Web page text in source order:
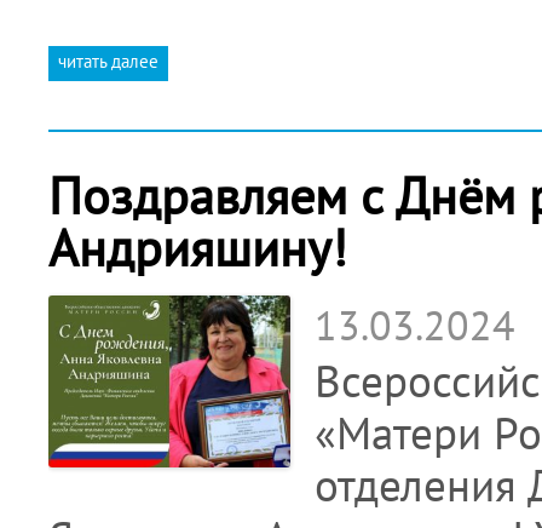
читать далее
Поздравляем с Днём
Андрияшину!
13.03.2024
«Матери